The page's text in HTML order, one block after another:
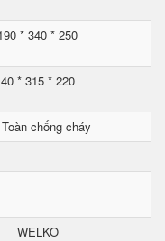
* 340 * 250
40 * 315 * 220
chống cháy
WELKO